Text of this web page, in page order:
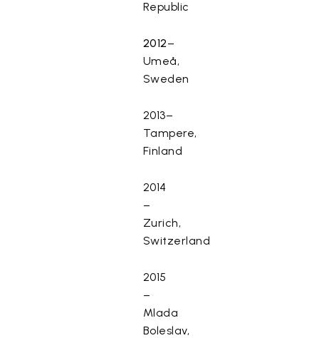
Republic
2012–
Umeå,
Sweden
2013–
Tampere,
Finland
2014
–
Zurich,
Switzerland
2015
–
Mlada
Boleslav,